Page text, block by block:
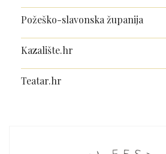
Požeško-slavonska županija
Kazalište.hr
Teatar.hr